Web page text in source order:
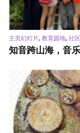
主页幻灯片, 教育园地, 社
知音跨山海，音